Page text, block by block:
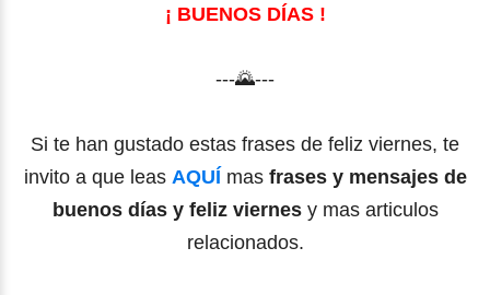
¡ BUENOS DÍAS !
---🌄---
Si te han gustado estas frases de feliz viernes, te
invito a que leas AQUÍ mas frases y mensajes de
buenos días y feliz viernesy mas articulos
relacionados.